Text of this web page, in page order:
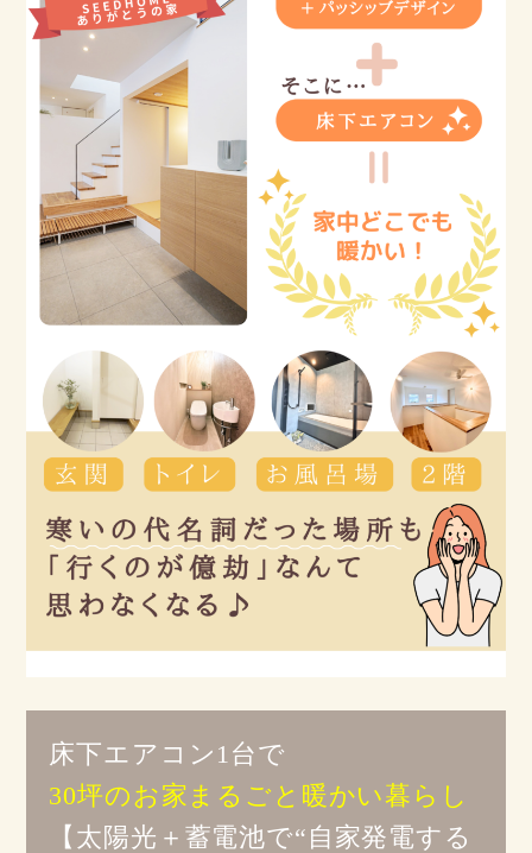
床下エアコン1台で
30坪のお家まるごと暖かい暮らし
【太陽光＋蓄電池で“自家発電する